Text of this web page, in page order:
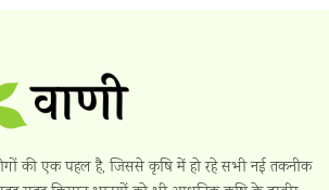
की एक पहल है, जिससे कृषि में हो रहे सभी नई तकनीक